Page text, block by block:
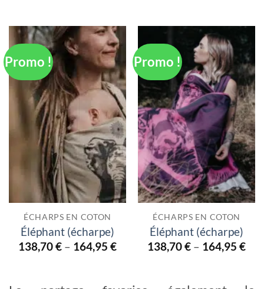
Promo !
ÉCHARPS EN COTON
Éléphant (écharpe)
138,70€ – 164,95 €
Promo !
ÉCHARPS EN COTON
Éléphant (écharpe)
138,70€ – 164,95 €